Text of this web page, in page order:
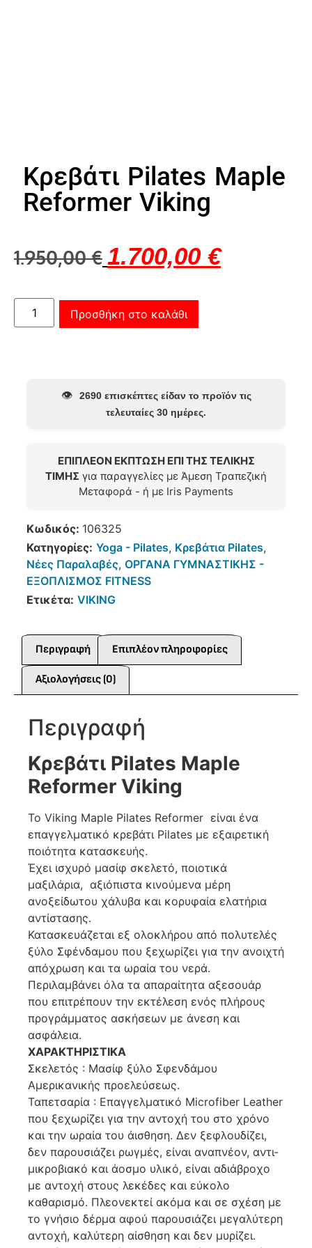
Κρεβάτι Pilates Maple
Reformer Viking
1.950,00€ 1.700,00 €
Προσθήκη στο καλάθι
👁️
2690 επισκέπτες είδαν το προϊόν τις
τελευταίες 30 ημέρες.
ΕΠΙΠΛΕΟΝ ΕΚΠΤΩΣΗ ΕΠΙ ΤΗΣ ΤΕΛΙΚΗΣ
ΤΙΜΗΣ για παραγγελίες με Άμεση Τραπεζική
Μεταφορά - ή με Iris Payments
Κωδικός: 106325
Κατηγορίες: Yoga - Pilates, Κρεβάτια Pilates,
Νέες Παραλαβές, ΟΡΓΑΝΑ ΓΥΜΝΑΣΤΙΚΗΣ -
ΕΞΟΠΛΙΣΜΟΣ FITNESS
Ετικέτα: VIKING
Περιγραφή Επιπλέον πληροφορίες
Αξιολογήσεις (0)
Περιγραφή
Κρεβάτι Pilates Maple
Reformer Viking
Το Viking Maple Pilates Reformer είναι ένα
επαγγελματικό κρεβάτι Pilates με εξαιρετική
ποιότητα κατασκευής.
Έχει ισχυρό μασίφ σκελετό, ποιοτικά
μαξιλάρια, αξιόπιστα κινούμενα μέρη
ανοξείδωτου χάλυβα και κορυφαία ελατήρια
αντίστασης.
Κατασκευάζεται εξ ολοκλήρου από πολυτελές
ξύλο Σφένδαμου που ξεχωρίζει για την ανοιχτή
απόχρωση και τα ωραία του νερά.
Περιλαμβάνει όλα τα απαραίτητα αξεσουάρ
που επιτρέπουν την εκτέλεση ενός πλήρους
προγράμματος ασκήσεων με άνεση και
ασφάλεια.
ΧΑΡΑΚΤΗΡΙΣΤΙΚΑ
Σκελετός : Μασίφ ξύλο Σφενδάμου
Αμερικανικής προελεύσεως.
Ταπετσαρία : Επαγγελματικό Microfiber Leather
που ξεχωρίζει για την αντοχή του στο χρόνο
και την ωραία του άισθηση. Δεν ξεφλουδίζει,
δεν παρουσιάζει ρωγμές, είναι αναπνέον, αντι-
μικροβιακό και άοσμο υλικό, είναι αδιάβροχο
με αντοχή στους λεκέδες και εύκολο
καθαρισμό. Πλεονεκτεί ακόμα και σε σχέση με
το γνήσιο δέρμα αφού παρουσιάζει μεγαλύτερη
αντοχή, καλύτερη αίσθηση και δεν μυρίζει.